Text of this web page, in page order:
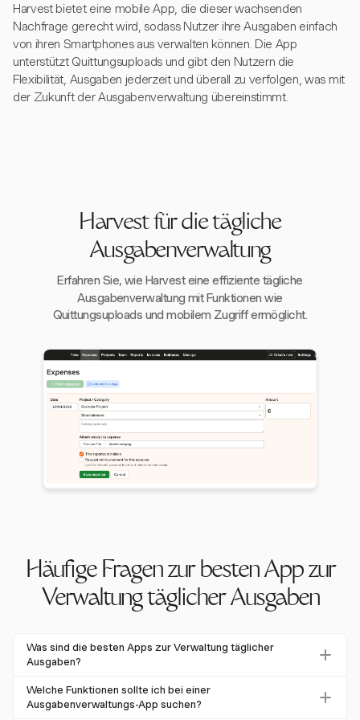
Harvest bietet eine mobile App, die dieser wachsenden
Nachfrage gerecht wird, sodass Nutzer ihre Ausgaben einfach
von ihren Smartphones aus verwalten können. Die App
unterstützt Quittungsuploads und gibt den Nutzern die
Flexibilität, Ausgaben jederzeit und überall zu verfolgen, was mit
der Zukunft der Ausgabenverwaltung übereinstimmt.
Harvest für die tägliche
Ausgabenverwaltung
Erfahren Sie, wie Harvest eine effiziente tägliche
Ausgabenverwaltung mit Funktionen wie
Quittungsuploads und mobilem Zugriff ermöglicht.
Häufige Fragen zur besten App zur
Verwaltung täglicher Ausgaben
Was sind die besten Apps zur Verwaltung täglicher
Ausgaben?
Es gibt mehrere hoch bewertete Apps zur
Ausgabenverwaltung, undHarvest
ist eine herausragende
Welche Funktionen sollte ich bei einer
Ausgabenverwaltungs-App suchen?